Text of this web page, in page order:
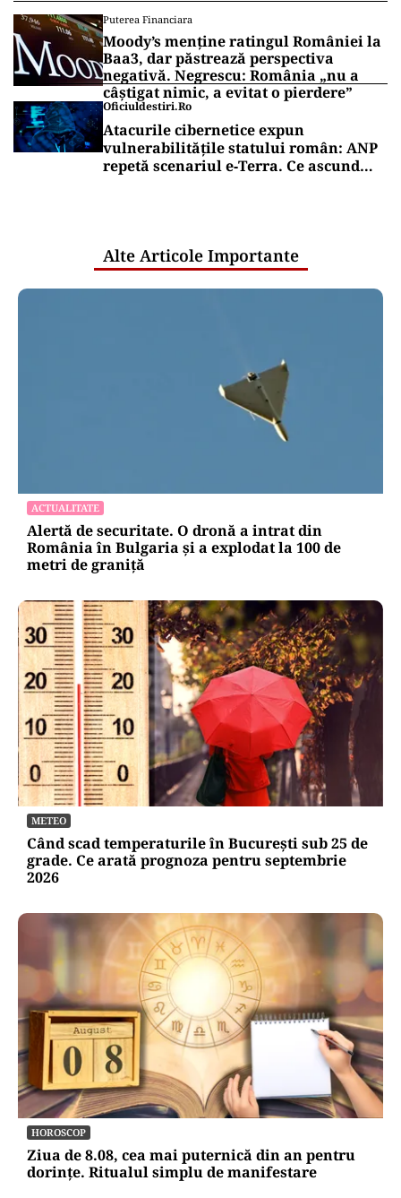
Puterea Financiara
Moody’s menține ratingul României la
Baa3, dar păstrează perspectiva
negativă. Negrescu: România „nu a
câștigat nimic, a evitat o pierdere”
Oficiuldestiri.ro
Atacurile cibernetice expun
vulnerabilitățile statului român: ANP
repetă scenariul e‑Terra. Ce ascund
Alte Articole Importante
ACTUALITATE
Alertă de securitate. O dronă a intrat din
România în Bulgaria şi a explodat la 100 de
metri de graniţă
METEO
Când scad temperaturile în București sub 25 de
grade. Ce arată prognoza pentru septembrie
2026
HOROSCOP
Ziua de 8.08, cea mai puternică din an pentru
dorințe. Ritualul simplu de manifestare